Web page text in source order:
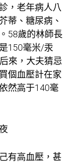
，老年病人八
蒂、糖尿病、
58歲的林師長
150毫米/汞
來，大夫猜忌
個血壓計在家
然高于140毫
有高血壓，甚